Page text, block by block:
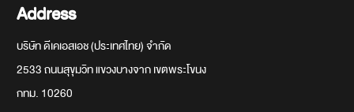
Address
บริษัท ดีเคเอสเอช (ประเทศไทย) จำกัด
2533 ถนนสุขุมวิท แขวงบางจาก เขตพระโขนง
กทม. 10260